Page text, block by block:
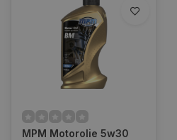
MPM Motorolie 5w30